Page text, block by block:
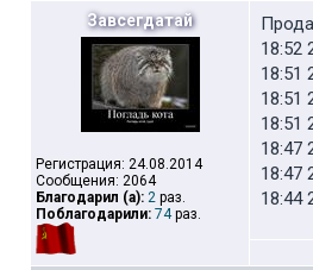
Завсегдатай
Регистрация: 24.08.2014
Сообщения: 2064
Благодарил (а): 2 раз.
Поблагодарили: 74раз.
18:52
18:51
18:51
18:51
18:47
18:47
18:44